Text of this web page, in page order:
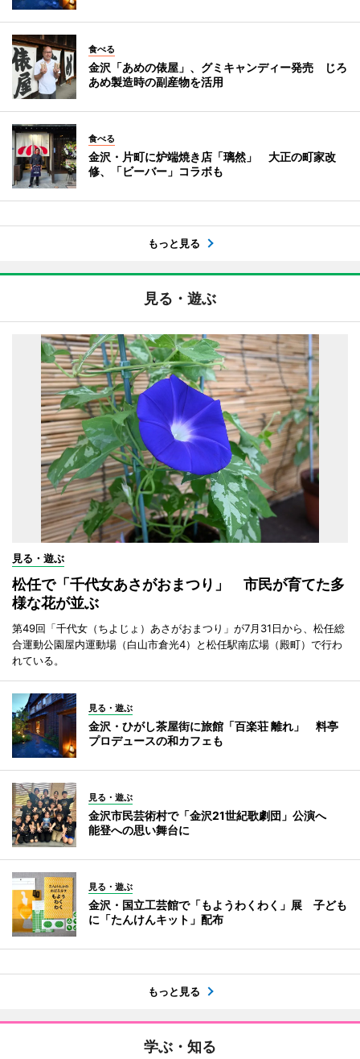
食べる
金沢「あめの俵屋」、グミキャンディー発売 じろ
あめ製造時の副産物を活用
食べる
金沢・片町に炉端焼き店「璃然」 大正の町家改
修、「ビーバー」コラボも
もっと見る
見る・遊ぶ
見る・遊ぶ
松任で「千代女あさがおまつり」 市民が育てた多
様な花が並ぶ
第49回「千代女（ちよじょ）あさがおまつり」が7月31日から、松任総
合運動公園屋内運動場（白山市倉光4）と松任駅南広場（殿町）で行わ
れている。
見る・遊ぶ
金沢・ひがし茶屋街に旅館「百楽荘 離れ」 料亭
プロデュースの和カフェも
見る・遊ぶ
金沢市民芸術村で「金沢21世紀歌劇団」公演へ
能登への思い舞台に
見る・遊ぶ
金沢・国立工芸館で「もようわくわく」展 子ども
に「たんけんキット」配布
もっと見る
学ぶ・知る